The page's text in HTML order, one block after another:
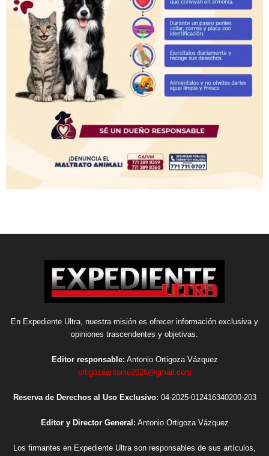
En Expediente Ultra, nuestra misión es ofrecer información exclusiva y
opiniones trascendentes y objetivas.
Editor responsable: Antonio Ortigoza Vázquez
ortigozaantonio2026@gmail.com
Reserva de Derechos al Uso Exclusivo: 04-2025-012416340200-203
Editor y Director General: Antonio Ortigoza Vázquez
Los firmantes en Expediente Ultra son responsables de sus artículos,